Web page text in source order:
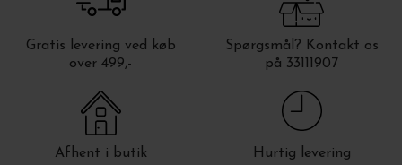
Gratis levering ved køb
over 499,-
Spørgsmål? Kontakt os
på 33111907
Afhent i butik Hurtig levering